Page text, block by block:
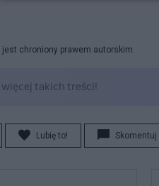
jest chroniony prawem autorskim.
Lubię to! Skomentuj